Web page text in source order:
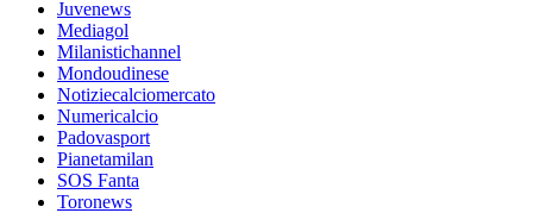
Juvenews
Mediagol
Milanistichannel
Mondoudinese
Notiziecalciomercato
Numericalcio
Padovasport
Pianetamilan
SOS Fanta
Toronews